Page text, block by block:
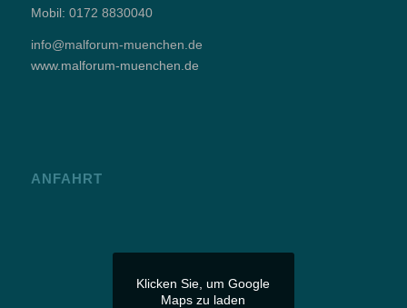
Mobil: 0172 8830040
info@malforum-muenchen.de
www.malforum-muenchen.de
ANFAHRT
Klicken Sie, um Google
Maps zu laden